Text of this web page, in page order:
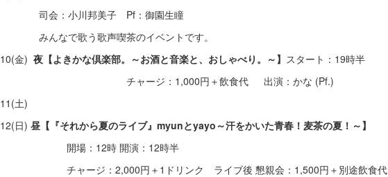
司会：小川邦美子 Pf：御園生瞳
みんなで歌う歌声喫茶のイベントです。
10(金) 夜【よきかな倶楽部。～お酒と音楽と、おしゃべり。～】 スタート：19時半
チャージ：1,000円＋飲食代 出演：かな (Pf.)
11(土)
12(日) 昼【『それから夏のライブ』myunとyayo～汗をかいた青春！麦茶の夏！～】
開場：12時 開演：12時半
チャージ：2,000円＋1ドリンク ライブ後 懇親会：1,500円＋別途飲食代